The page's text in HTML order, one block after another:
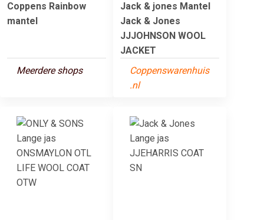
Coppens Rainbow
mantel
Meerdere shops
Jack & jones Mantel
Jack & Jones
JJJOHNSON WOOL
JACKET
Coppenswarenhuis
.nl